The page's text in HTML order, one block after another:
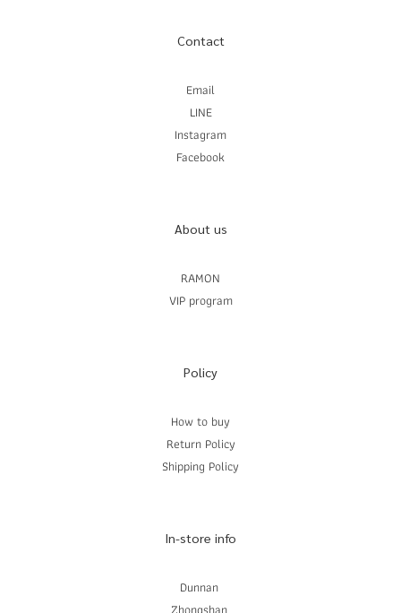
Contact
Email
LINE
Instagram
Facebook
About us
RAMON
VIP program
Policy
How to buy
Return Policy
Shipping Policy
In-store info
Dunnan